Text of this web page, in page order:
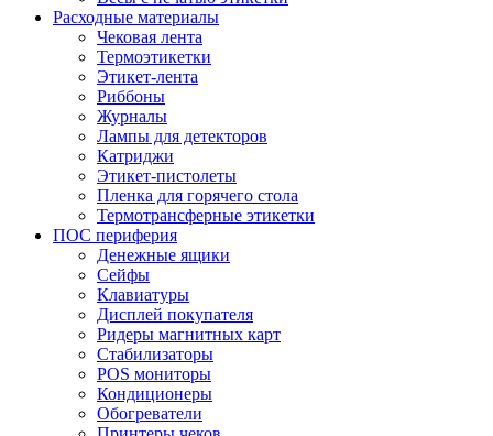
Расходные материалы
Чековая лента
Термоэтикетки
Этикет-лента
Риббоны
Журналы
Лампы для детекторов
Катриджи
Этикет-пистолеты
Пленка для горячего стола
Термотрансферные этикетки
ПОС периферия
Денежные ящики
Сейфы
Клавиатуры
Дисплей покупателя
Ридеры магнитных карт
Стабилизаторы
POS мониторы
Кондиционеры
Обогреватели